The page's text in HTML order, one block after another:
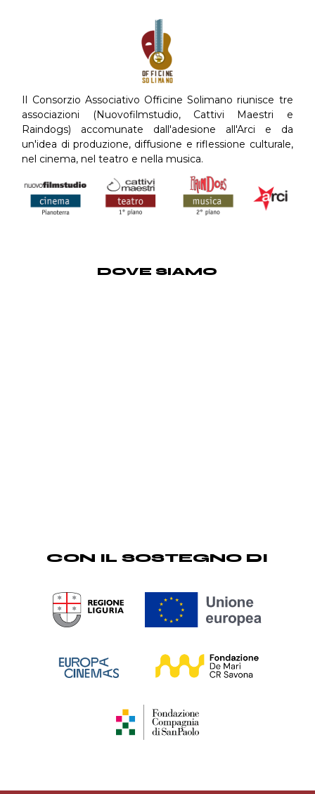
Il Consorzio Associativo Officine Solimano riunisce tre
associazioni (Nuovofilmstudio, Cattivi Maestri e
Raindogs) accomunate dall'adesione all'Arci e da
un'idea di produzione, diffusione e riflessione culturale,
nel cinema, nel teatro e nella musica.
DOVE SIAMO
CON IL SOSTEGNO DI